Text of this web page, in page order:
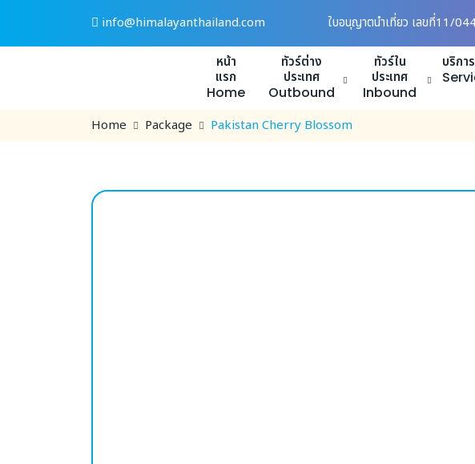
content
info@himalayanthailand.com ใบอนุญาตนำเที่ยว เลขที่11/
หน้า
แรก
Home
ทัวร์ต่าง
ประเทศ
Outbound
ทัวร์ใน
ประเทศ
Inbound
บริกา
Home Package Pakistan Cherry Blossom